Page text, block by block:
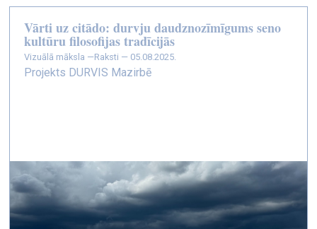
Vārti uz citādo: durvju daudznozīmīgums seno
kultūru filosofijas tradīcijās
vizuālā māksla —Raksti — 05.08.2025.
Projekts DURVIS Mazirbē